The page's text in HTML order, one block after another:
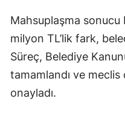
Mahsuplaşma sonucu
milyon TL’lik fark,
Süreç, Belediye
tamamlandı ve meclis
onayladı.